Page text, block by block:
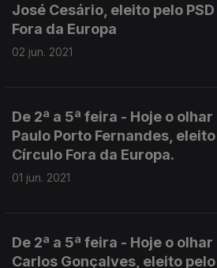
José Cesário, eleito pelo
Fora da Europa
02 jun. 2021
De 2ª a 5ª feira - Hoje o
Paulo Porto Fernandes,
Círculo Fora da Europa.
01 jun. 2021
De 2ª a 5ª feira - Hoje o
Carlos Gonçalves, eleito pelo